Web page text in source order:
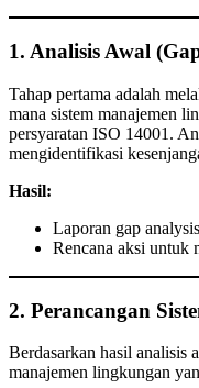
1. Analisis Awal
Tahap pertama adalah
mana sistem manajemen
persyaratan ISO 14001.
mengidentifikasi
Hasil:
Laporan gap
Rencana aksi untuk
2. Perancangan
Berdasarkan hasil analisis
manajemen lingkungan